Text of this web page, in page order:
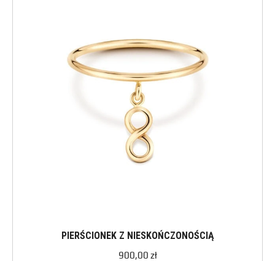
PIERŚCIONEK Z NIESKOŃCZONOŚCIĄ
900,00 zł